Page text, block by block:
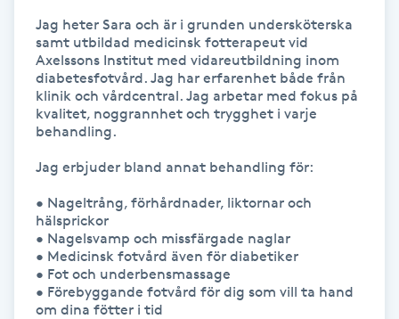
Hyaluronsyra
Hyperhidros
Hårborttagning
Hårbottenbehandling
Hårförlängning
Jag heter Sara och är i grunden undersköterska
samt utbildad medicinsk fotterapeut vid
Axelssons Institut med vidareutbildning inom
diabetesfotvård. Jag har erfarenhet både från
klinik och vårdcentral. Jag arbetar med fokus på
kvalitet, noggrannhet och trygghet i varje
behandling.
Jag erbjuder bland annat behandling för:
• Nageltrång, förhårdnader, liktornar och
hälsprickor
• Nagelsvamp och missfärgade naglar
• Medicinsk fotvård även för diabetiker
• Fot och underbensmassage
• Förebyggande fotvård för dig som vill ta hand
om dina fötter i tid